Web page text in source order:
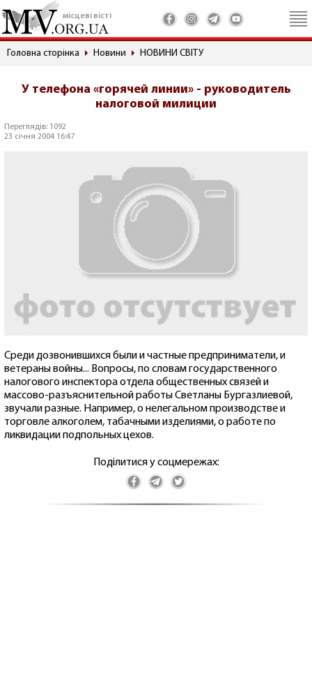
місцеві вісті
Головна сторінка Новини НОВИНИ СВІТУ
У телефона «горячей линии» - руководитель
налоговой милиции
Переглядів: 1092
23 січня 2004 16:47
Среди дозвонившихся были и частные предприниматели, и
ветераны войны... Вопросы, по словам государственного
налогового инспектора отдела общественных связей и
массово-разъяснительной работы Светланы Бургазлиевой,
звучали разные. Например, о нелегальном производстве и
торговле алкоголем, табачными изделиями, о работе по
ликвидации подпольных цехов.
Поділитися у соцмережах: